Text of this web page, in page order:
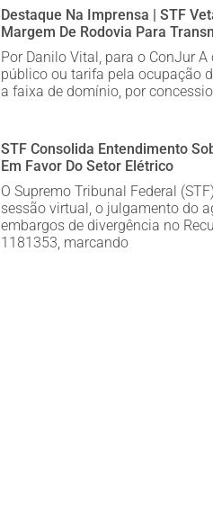
Destaque Na Imprensa | STF
Margem De Rodovia Para
Por Danilo Vital, para o ConJur
público ou tarifa pela ocupação
a faixa de domínio, por
STF Consolida Entendimento
Em Favor Do Setor Elétrico
O Supremo Tribunal Federal
sessão virtual, o julgamento do
embargos de divergência no
1181353, marcando